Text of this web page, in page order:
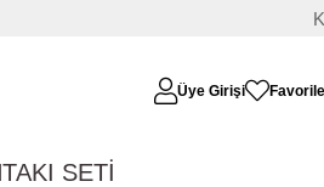
Üye Girişi
TAKI SETİ